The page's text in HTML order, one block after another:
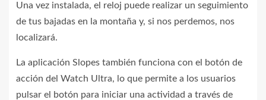
Una vez instalada, el reloj puede realizar un seguimiento
de tus bajadas en la montaña y, si nos perdemos, nos
localizará.
La aplicación Slopes también funciona con el botón de
acción del Watch Ultra, lo que permite a los usuarios
pulsar el botón para iniciar una actividad a través de